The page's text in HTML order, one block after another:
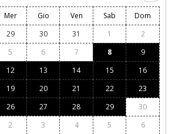
Mer Gio Ven Sab
Dom
29 30 31 1
2
5 6 7 8
9
12 13 14 15
16
19 20 21 22
23
26 27 28 29
30
2 3 4 5 6